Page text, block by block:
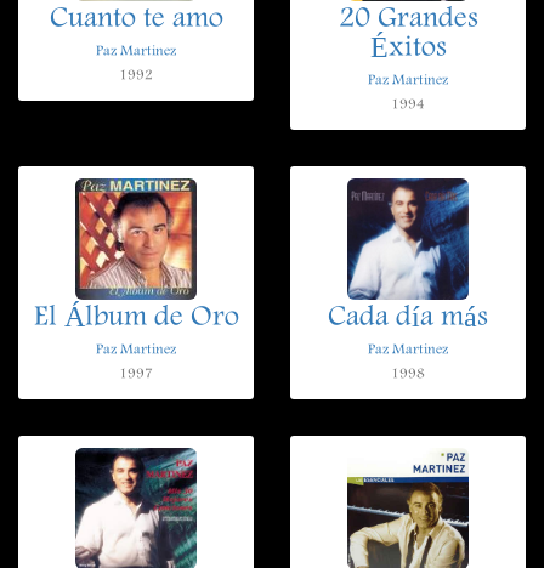
Cuanto te amo
Paz Martinez
1992
20 Grandes
Éxitos
Paz Martinez
1994
El Álbum de Oro
Paz Martinez
1997
Cada día más
Paz Martinez
1998